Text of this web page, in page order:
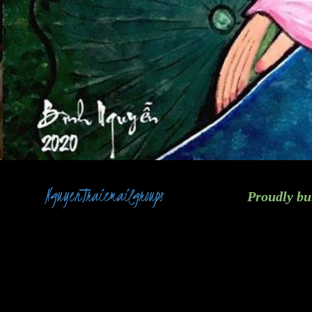
NguyenTraiemailgroups Proudly